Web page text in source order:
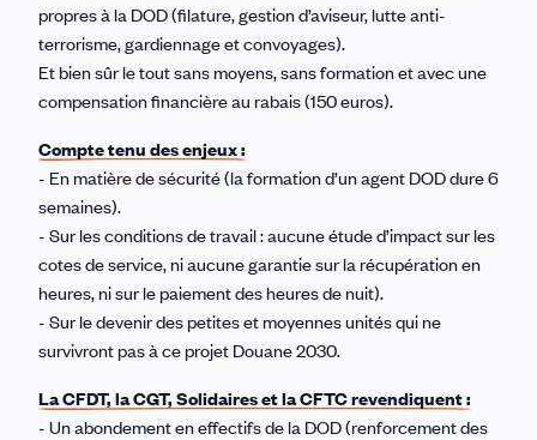
propres à la DOD (filature, gestion d’aviseur, lutte anti-
terrorisme, gardiennage et convoyages).
Et bien sûr le tout sans moyens, sans formation et avec une
compensation financière au rabais (150 euros).
Compte tenu des enjeux :
- En matière de sécurité (la formation d’un agent DOD dure 6
semaines).
- Sur les conditions de travail : aucune étude d’impact sur les
cotes de service, ni aucune garantie sur la récupération en
heures, ni sur le paiement des heures de nuit).
- Sur le devenir des petites et moyennes unités qui ne
survivront pas à ce projet Douane 2030.
La CFDT, la CGT, Solidaires et la CFTC revendiquent :
- Un abondement en effectifs de la DOD (renforcement des